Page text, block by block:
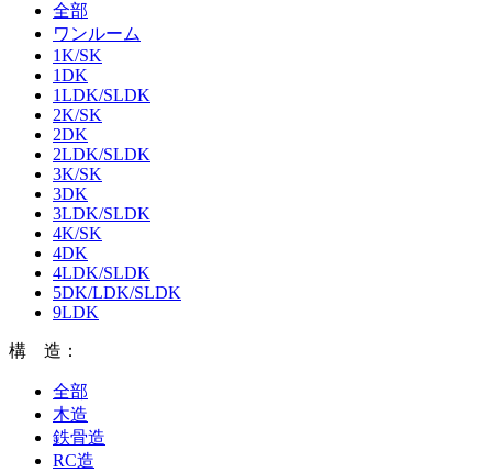
全部
ワンルーム
1K/SK
1DK
1LDK/SLDK
2K/SK
2DK
2LDK/SLDK
3K/SK
3DK
3LDK/SLDK
4K/SK
4DK
4LDK/SLDK
5DK/LDK/SLDK
9LDK
構 造：
全部
木造
鉄骨造
RC造